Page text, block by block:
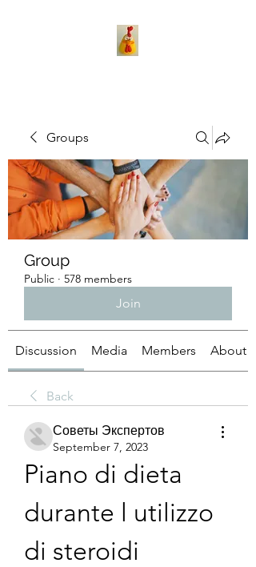
Groups
Group
Public · 578 members
Join
Discussion Media Members About
Back
Советы Экспертов
September 7, 2023
Piano di dieta
durante l utilizzo
di steroidi